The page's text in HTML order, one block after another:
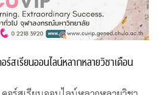
สเรียนออนไลน์หลากหลายวิชาเดือน